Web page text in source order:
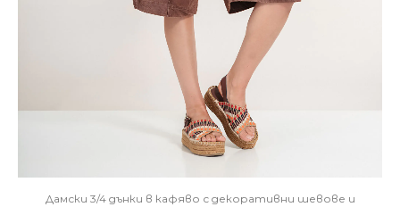
Дамски 3/4 дънки в кафяво с декоративни шевове и